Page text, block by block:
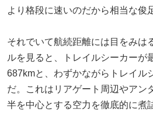
より格段に速いのだから相当な俊
それでいて航続距離には目をみは
ルを見ると、トレイルシーカーが
687kmと、わずかながらトレイル
だ。これはリアゲート周辺やアン
半を中心とする空力を徹底的に煮